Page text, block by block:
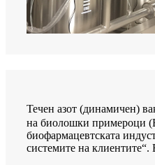
Течен азот (динамичен)
на биолошки примероци
биофармацевтската
системите на